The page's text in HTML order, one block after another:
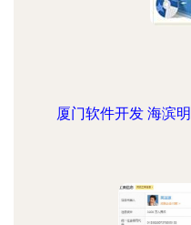
厦门软件开发 海滨